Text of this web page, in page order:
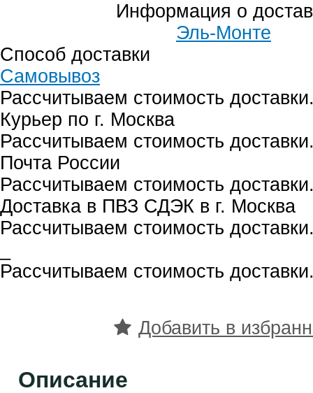
Информация о
Эль-Монте
Способ доставки
Самовывоз
Рассчитываем стоимость
Курьер по г. Москва
Рассчитываем стоимость
Почта России
Рассчитываем стоимость
Доставка в ПВЗ СДЭК в г. Москва
Рассчитываем стоимость
Рассчитываем стоимость
Добавить в
Описание